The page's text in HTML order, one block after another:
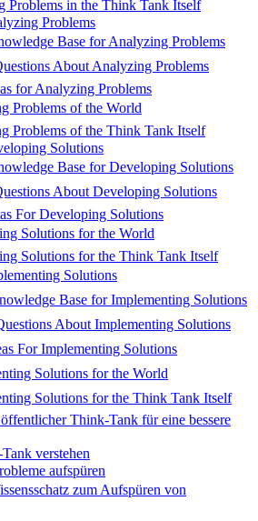
in the Think Tank Itself
Problems
Base for Analyzing Problems
About Analyzing Problems
for Analyzing Problems
of the World
of the Think Tank Itself
Solutions
Base for Developing Solutions
About Developing Solutions
For Developing Solutions
Solutions for the World
Solutions for the Think Tank Itself
Solutions
Base for Implementing Solutions
About Implementing Solutions
For Implementing Solutions
Solutions for the World
Solutions for the Think Tank Itself
Think-Tank für eine bessere
verstehen
aufspüren
zum Aufspüren von